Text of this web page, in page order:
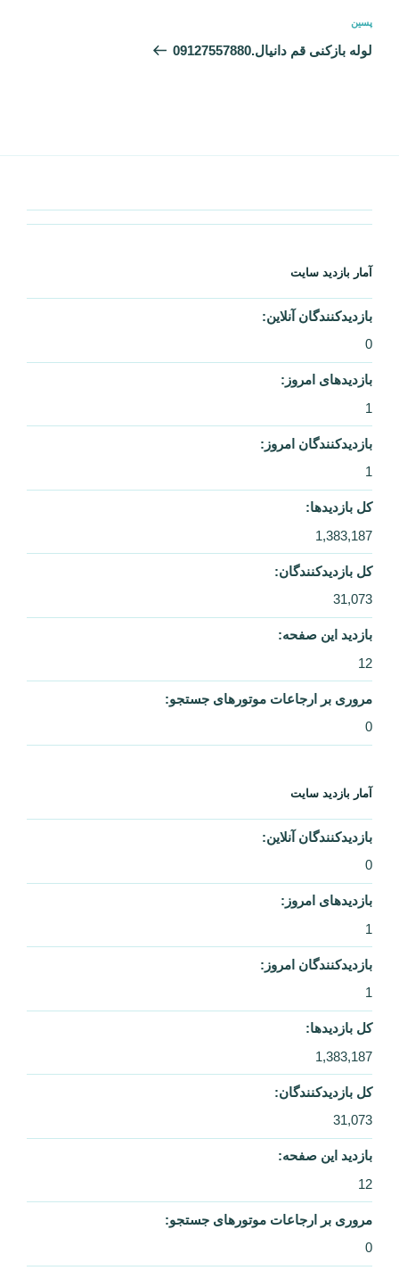
نوشته‌ٔ
بعدی
پسین
لوله بازکنی قم دانیال.09127557880
آمار بازدید سایت
بازدیدکنندگان آنلاین:
0
بازدیدهای امروز:
1
بازدیدکنندگان امروز:
1
کل بازدیدها:
1,383,187
کل بازدیدکنند‌گان:
31,073
بازدید این صفحه:
12
مروری بر ارجاعات موتورهای جستجو:
0
آمار بازدید سایت
بازدیدکنندگان آنلاین:
0
بازدیدهای امروز:
1
بازدیدکنندگان امروز:
1
کل بازدیدها:
1,383,187
کل بازدیدکنند‌گان:
31,073
بازدید این صفحه:
12
مروری بر ارجاعات موتورهای جستجو:
0